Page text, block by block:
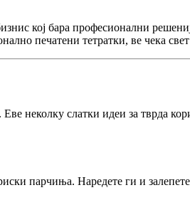
кој бара професионални
печатени тетратки, ве чека
неколку слатки идеи за тврда
парчиња. Наредете ги и